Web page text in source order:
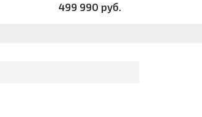
499 990 руб.